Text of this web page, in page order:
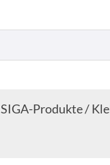
SIGA-Produkte /